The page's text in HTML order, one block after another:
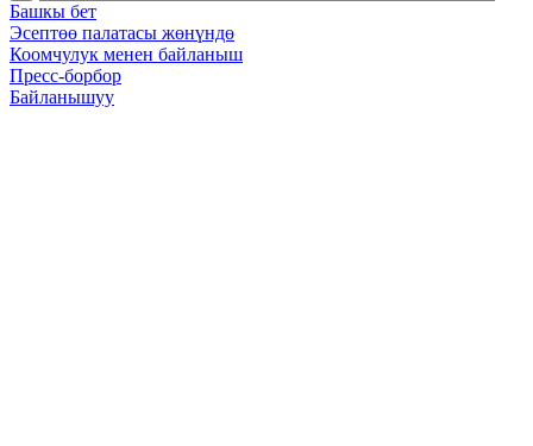
Башкы бет
Эсептөө палатасы жөнүндө
Коомчулук менен байланыш
Пресс-борбор
Байланышуу